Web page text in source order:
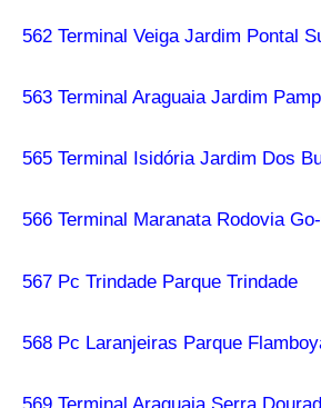
562 Terminal Veiga Jardim Pontal
563 Terminal Araguaia Jardim
565 Terminal Isidória Jardim Dos
566 Terminal Maranata Rodovia
567 Pc Trindade Parque Trindade
568 Pc Laranjeiras Parque